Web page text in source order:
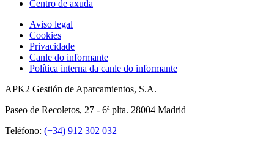
Centro de axuda
Aviso legal
Cookies
Privacidade
Canle do informante
Política interna da canle do informante
APK2 Gestión de Aparcamientos, S.A.
Paseo de Recoletos, 27 - 6ª plta. 28004 Madrid
Teléfono: (+34) 912 302 032